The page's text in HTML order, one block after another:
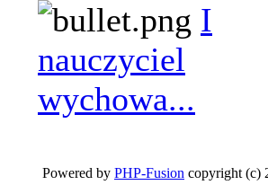
I
nauczyciel
wychowa...
Powered by PHP-Fusion copyright (c)